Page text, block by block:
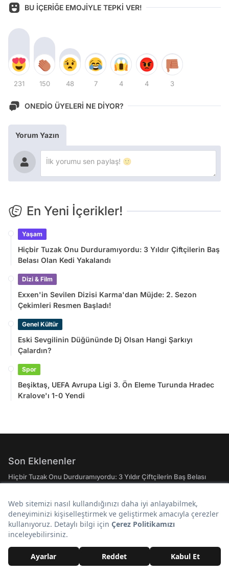
BU İÇERİĞE EMOJİYLE TEPKİ VER!
231 150 48 7 4 4 3
ONEDİO ÜYELERİ NE DİYOR?
Yorum Yazın
En Yeni İçerikler!
Yaşam
Hiçbir Tuzak Onu Durduramıyordu: 3 Yıldır Çiftçilerin Baş
Belası Olan Kedi Yakalandı
Dizi & Film
Exxen'in Sevilen Dizisi Karma'dan Müjde: 2. Sezon
Çekimleri Resmen Başladı!
Genel Kültür
Eski Sevgilinin Düğününde Dj Olsan Hangi Şarkıyı
Çalardın?
Spor
Beşiktaş, UEFA Avrupa Ligi 3. Ön Eleme Turunda Hradec
Kralove'ı 1-0 Yendi
Son Eklenenler
Hiçbir Tuzak Onu Durduramıyordu: 3 Yıldır Çiftçilerin Baş Belası
Olan Kedi Yakalandı
Exxen'in Sevilen Dizisi Karma'dan Müjde: 2. Sezon Çekimleri
Resmen Başladı!
Eski Sevgilinin Düğününde Dj Olsan Hangi Şarkıyı Çalardın?
Beşiktaş, UEFA Avrupa Ligi 3. Ön Eleme Turunda Hradec Kralove'ı 1-
Birkaç Taneden Bir Şey Olmaz Dediler, Ülkenin Başına Bela Oldu:
Şimdi Durdurulamıyor